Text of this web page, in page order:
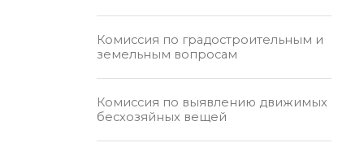
Комиссия по градостроительным и
земельным вопросам
Комиссия по выявлению движимых
бесхозяйных вещей